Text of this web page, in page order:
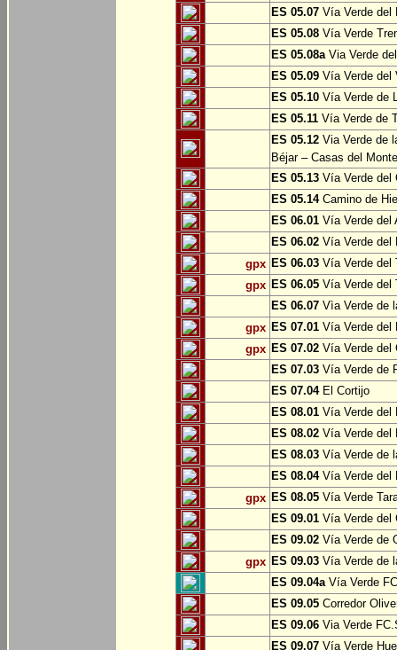
ES 05.07 Vía Verde del
ES 05.08 Vía Verde
ES 05.08aVia Verde
ES 05.09 Vía Verde del
ES 05.10 Vía Verde de
ES 05.11 Vía Verde de
ES 05.12 Via Verde de
Béjar – Casas del Monte
ES 05.13 Vía Verde del
ES 05.14Camino de
ES 06.01 Vía Verde del
ES 06.02 Vía Verde del
gpx ES 06.03 Vía Verde del
gpx ES 06.05 Vía Verde del
ES 06.07 Vìa Verde de
gpx ES 07.01 Vía Verde del
gpx ES 07.02 Vía Verde del
ES 07.03 Vía Verde de
ES 07.04El Cortijo
ES 08.01 Vía Verde del
ES 08.02 Vía Verde del
ES 08.03 Vía Verde de
ES 08.04Vía Verde del
gpx ES 08.05 Vía Verde
ES 09.01 Vía Verde del
ES 09.02 Vía Verde de
gpx ES 09.03 Vía Verde de
ES 09.04aVía Verde
ES 09.05 Corredor
ES 09.06 Via Verde
ES 09.07 Vía Verde